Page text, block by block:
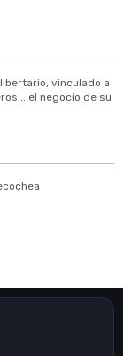
vinculado a
el negocio de su